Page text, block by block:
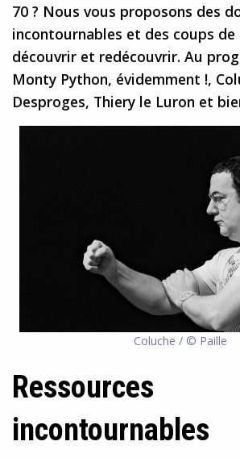
70 ? Nous vous proposons des
incontournables et des coups
découvrir et redécouvrir. Au
Monty Python, évidemment !,
Desproges, Thiery le Luron et
Coluche / © Paille
Ressources
incontournables